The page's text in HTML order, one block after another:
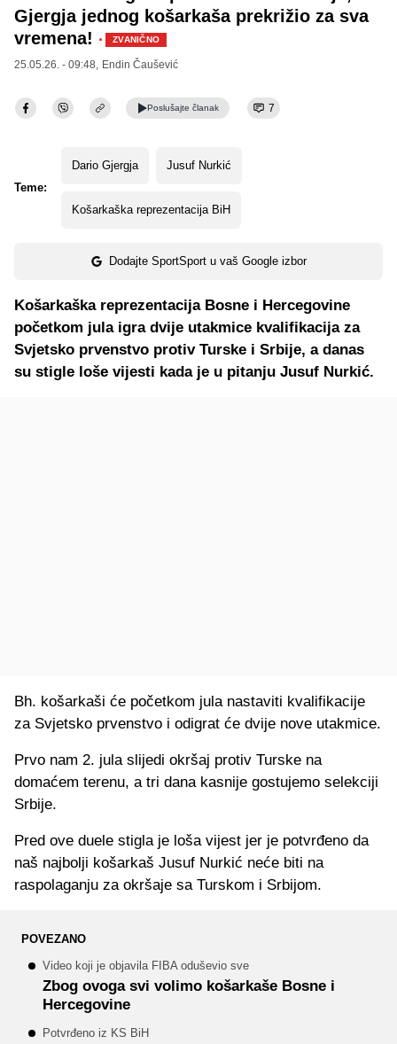
Gjergja jednog košarkaša prekrižio za sva
vremena! · ZVANIČNO
25.05.26. - 09:48, Endin Čaušević
Poslušajte članak 7
Teme:
Dario Gjergja Jusuf Nurkić
Košarkaška reprezentacija BiH
Dodajte SportSport u vaš Google izbor
Košarkaška reprezentacija Bosne i Hercegovine
početkom jula igra dvije utakmice kvalifikacija za
Svjetsko prvenstvo protiv Turske i Srbije, a danas
su stigle loše vijesti kada je u pitanju Jusuf Nurkić.
Bh. košarkaši će početkom jula nastaviti kvalifikacije
za Svjetsko prvenstvo i odigrat će dvije nove utakmice.
Prvo nam 2. jula slijedi okršaj protiv Turske na
domaćem terenu, a tri dana kasnije gostujemo selekciji
Srbije.
Pred ove duele stigla je loša vijest jer je potvrđeno da
naš najbolji košarkaš Jusuf Nurkić neće biti na
raspolaganju za okršaje sa Turskom i Srbijom.
POVEZANO
Video koji je objavila FIBA oduševio sve
Zbog ovoga svi volimo košarkaše Bosne i
Hercegovine
Potvrđeno iz KS BiH